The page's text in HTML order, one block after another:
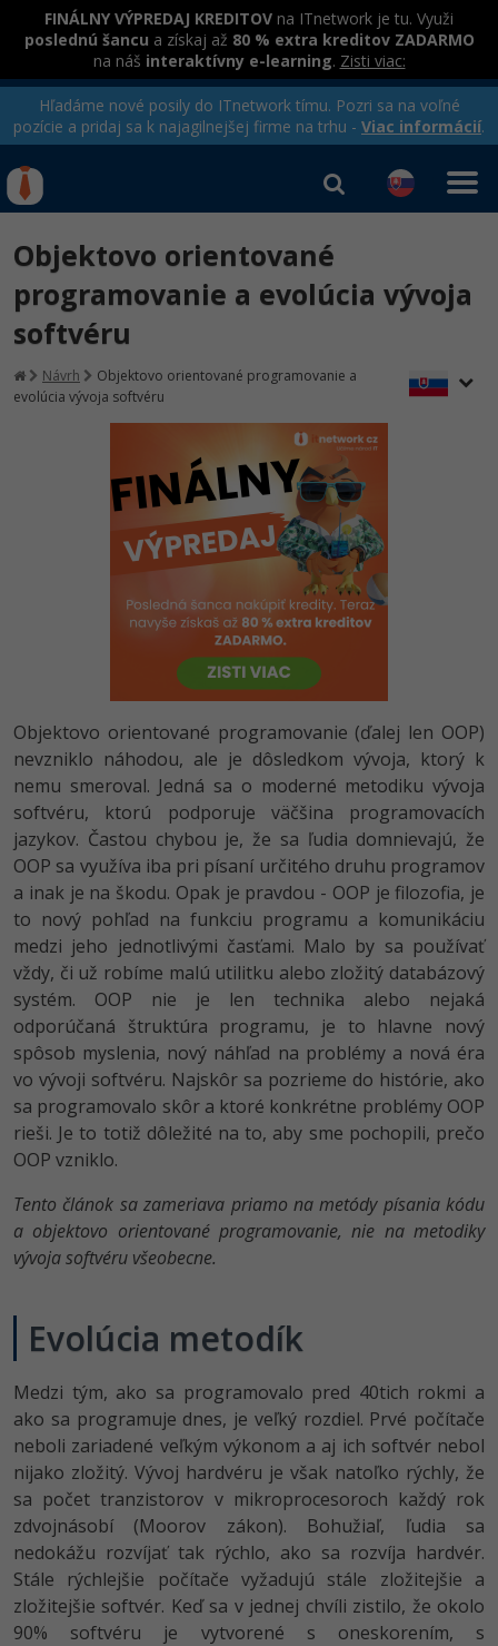
FINÁLNY VÝPREDAJ KREDITOV na ITnetwork je tu. Využi
poslednú šancu a získaj až 80 % extra kreditov ZADARMO
na náš interaktívny e-learning. Zisti viac:
Hľadáme nové posily do ITnetwork tímu. Pozri sa na voľné
pozície a pridaj sa k najagilnejšej firme na trhu - Viac informácií.
Rekvalifikačné kurzy
hradené úradom práce
IT e-learning
Kurzy programovania
Ako začať?
Java
C# .NET -80%
Python -80%
-80%
PHP -80%
Swift -80%
Kotlin -80%
Céčko -80%
VB.NET
SQL
UML -80%
Algoritmy -41%
Umelá inteligencia -10%
Pre deti
Viac
Fórum
Kurzy e-commerce
Marketing -30%
WordPress
SEO -30%
UX
Business
Kurzy dizajnu
HTML/CSS -80%
Photoshop -80%
Adobe Illustrator -80%
Adobe Lightroom -30%
Adobe XD -15%
Príbehy absolventov
Blog
Médiá
Kariéra
Prihlásiť sa|Registrovať
Objektovo orientované
programovanie a evolúcia vývoja
softvéru
Návrh
Objektovo orientované programovanie a
evolúcia vývoja softvéru
Objektovo orientované programovanie (ďalej len OOP)
nevzniklo náhodou, ale je dôsledkom vývoja, ktorý k
nemu smeroval. Jedná sa o moderné metodiku vývoja
softvéru, ktorú podporuje väčšina programovacích
jazykov. Častou chybou je, že sa ľudia domnievajú, že
OOP sa využíva iba pri písaní určitého druhu programov
a inak je na škodu. Opak je pravdou - OOP je filozofia, je
to nový pohľad na funkciu programu a komunikáciu
medzi jeho jednotlivými časťami. Malo by sa používať
vždy, či už robíme malú utilitku alebo zložitý databázový
systém. OOP nie je len technika alebo nejaká
odporúčaná štruktúra programu, je to hlavne nový
spôsob myslenia, nový náhľad na problémy a nová éra
vo vývoji softvéru. Najskôr sa pozrieme do histórie, ako
sa programovalo skôr a ktoré konkrétne problémy OOP
rieši. Je to totiž dôležité na to, aby sme pochopili, prečo
OOP vzniklo.
Tento článok sa zameriava priamo na metódy písania kódu
a objektovo orientované programovanie, nie na metodiky
vývoja softvéru všeobecne.
Evolúcia metodík
Medzi tým, ako sa programovalo pred 40tich rokmi a
ako sa programuje dnes, je veľký rozdiel. Prvé počítače
neboli zariadené veľkým výkonom a aj ich softvér nebol
nijako zložitý. Vývoj hardvéru je však natoľko rýchly, že
sa počet tranzistorov v mikroprocesoroch každý rok
zdvojnásobí (Moorov zákon). Bohužiaľ, ľudia sa
nedokážu rozvíjať tak rýchlo, ako sa rozvíja hardvér.
Stále rýchlejšie počítače vyžadujú stále zložitejšie a
zložitejšie softvér. Keď sa v jednej chvíli zistilo, že okolo
90% softvéru je vytvorené s oneskorením, s